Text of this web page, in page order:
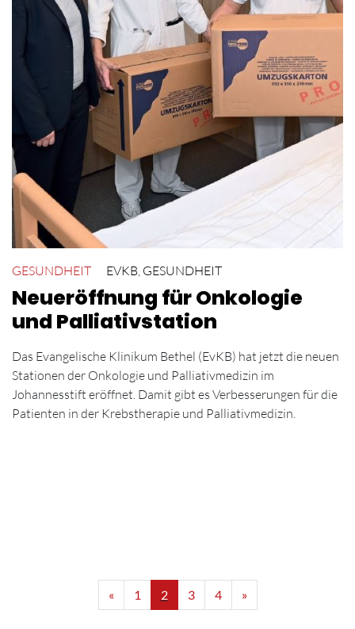
GESUNDHEIT EVKB, GESUNDHEIT
Neueröffnung für Onkologie
und Palliativstation
Das Evangelische Klinikum Bethel (EvKB) hat jetzt die neuen
Stationen der Onkologie und Palliativmedizin im
Johannesstift eröffnet. Damit gibt es Verbesserungen für die
Patienten in der Krebstherapie und Palliativmedizin.
« 1 2 3 4 »